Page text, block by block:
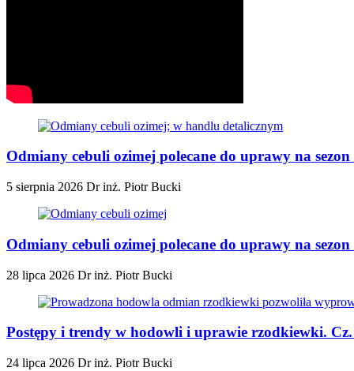
Odmiany cebuli ozimej polecane do uprawy na
5 sierpnia 2026 Dr inż. Piotr Bucki
Odmiany cebuli ozimej polecane do uprawy na
28 lipca 2026 Dr inż. Piotr Bucki
Postępy i trendy w hodowli i uprawie rzodkiewki.
24 lipca 2026 Dr inż. Piotr Bucki